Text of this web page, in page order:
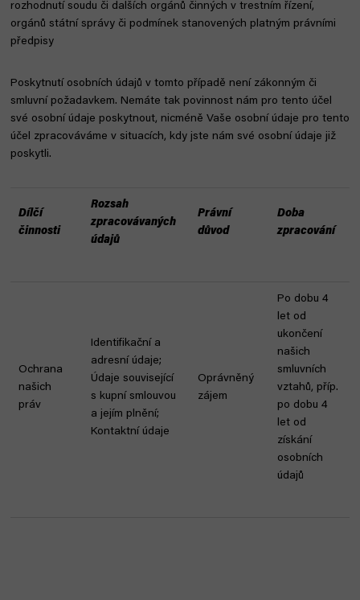
rozhodnutí soudu či dalších orgánů činných v trestním řízení,
orgánů státní správy či podmínek stanovených platným právními
předpisy
Poskytnutí osobních údajů v tomto případě není zákonným či
smluvní požadavkem. Nemáte tak povinnost nám pro tento účel
své osobní údaje poskytnout, nicméně Vaše osobní údaje pro tento
účel zpracováváme v situacích, kdy jste nám své osobní údaje již
poskytli.
Dílčí
činnosti
Rozsah
zpracovávaných
údajů
Právní
důvod
Doba
zpracování
Ochrana
našich
práv
Identifikační a
adresní údaje;
Údaje související
s kupní smlouvou
a jejím plnění;
Kontaktní údaje
Oprávněný
zájem
Po dobu 4
let od
ukončení
našich
smluvních
vztahů, příp.
po dobu 4
let od
získání
osobních
údajů